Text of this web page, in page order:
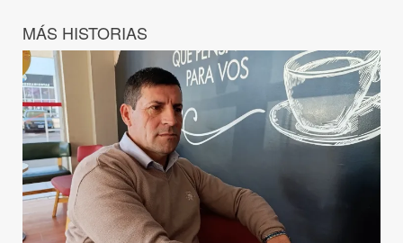
MÁS HISTORIAS